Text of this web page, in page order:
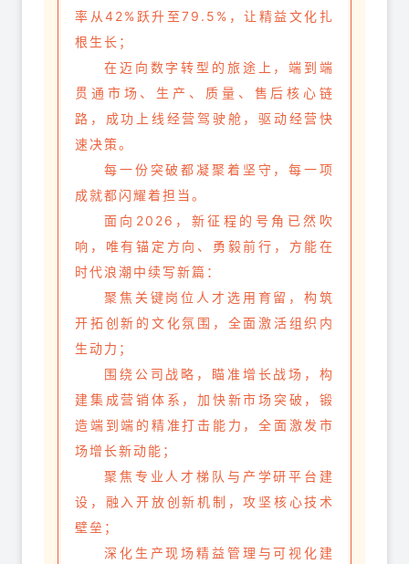
率从42%跃升至79.5%，让精益文化扎
根生长；
在迈向数字转型的旅途上，端到端
贯通市场、生产、质量、售后核心链
路，成功上线经营驾驶舱，驱动经营快
速决策。
每一份突破都凝聚着坚守，每一项
成就都闪耀着担当。
面向2026，新征程的号角已然吹
响，唯有锚定方向、勇毅前行，方能在
时代浪潮中续写新篇：
聚焦关键岗位人才选用育留，构筑
开拓创新的文化氛围，全面激活组织内
生动力；
围绕公司战略，瞄准增长战场，构
建集成营销体系，加快新市场突破，锻
造端到端的精准打击能力，全面激发市
场增长新动能；
聚焦专业人才梯队与产学研平台建
设，融入开放创新机制，攻坚核心技术
壁垒；
深化生产现场精益管理与可视化建